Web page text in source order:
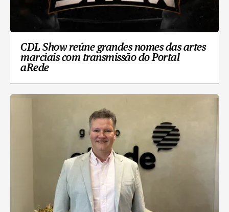
CDL Show reúne grandes nomes das artes
marciais com transmissão do Portal
aRede